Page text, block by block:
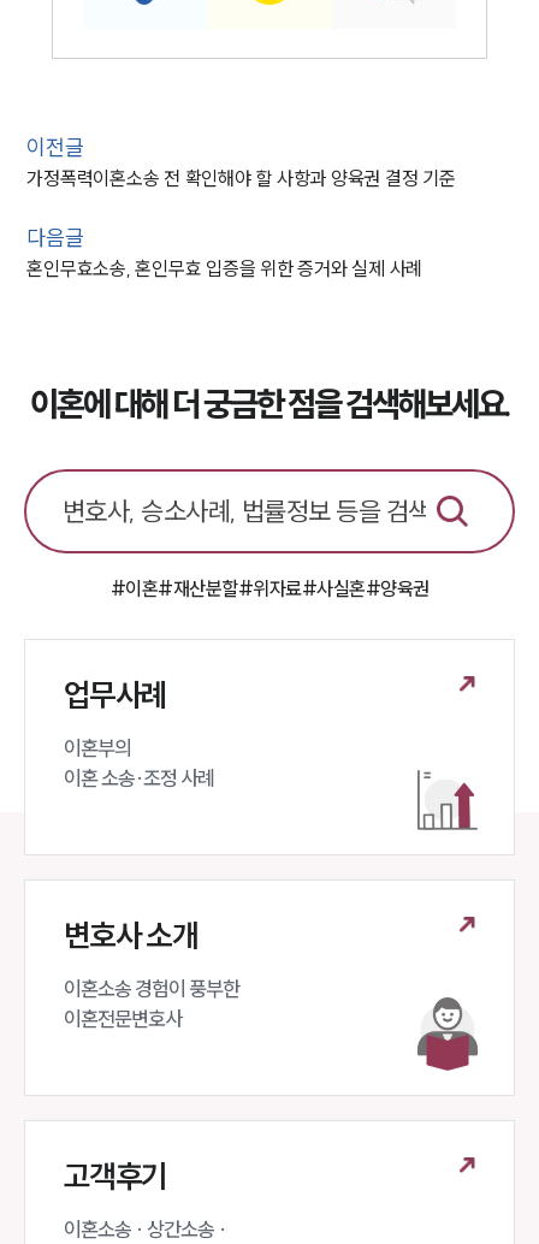
이전글
가정폭력이혼소송 전 확인해야 할 사항과 양육권 결정 기준
다음글
혼인무효소송, 혼인무효 입증을 위한 증거와 실제 사례
이혼에 대해 더 궁금한 점을 검색해보세요.
#이혼#재산분할#위자료#사실혼#양육권
업무사례
이혼부의
이혼 소송·조정 사례
변호사 소개
이혼소송 경험이 풍부한
이혼전문변호사
고객후기
이혼소송 · 상간소송 ·